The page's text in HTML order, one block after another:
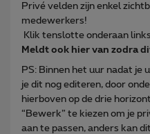
Privé velden zijn enkel
medewerkers!
Klik tenslotte onderaan
Meldt ook hier van zodra
PS: Binnen het uur nadat je
je dit nog editeren, door
hierboven op de drie
“Bewerk” te kiezen om je
aan te passen, anders kan